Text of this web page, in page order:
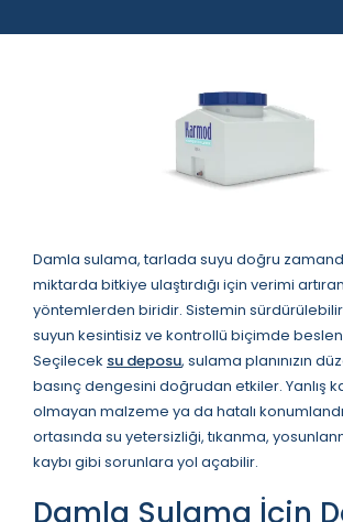
Damla sulama, tarlada suyu doğru
miktarda bitkiye ulaştırdığı için verimi
yöntemlerden biridir. Sistemin sürdürülebilir
suyun kesintisiz ve kontrollü biçimde
Seçilecek su deposu, sulama planınızın
basınç dengesini doğrudan etkiler. Yanlış
olmayan malzeme ya da hatalı
ortasında su yetersizliği, tıkanma,
kaybı gibi sorunlara yol açabilir.
Damla Sulama İçin